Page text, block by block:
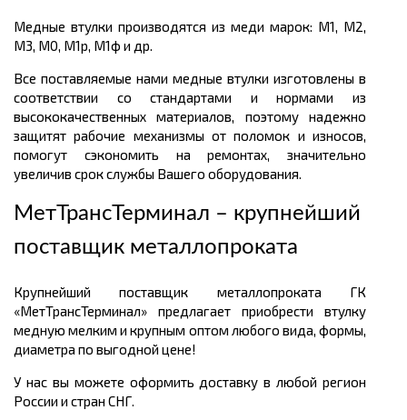
Медные втулки производятся из меди марок: М1, М2,
М3, М0, М1р, М1ф и др.
Все поставляемые нами медные втулки изготовлены в
соответствии со стандартами и нормами из
высококачественных материалов, поэтому надежно
защитят рабочие механизмы от поломок и износов,
помогут сэкономить на ремонтах, значительно
увеличив срок службы Вашего оборудования.
МетТрансТерминал – крупнейший
поставщик металлопроката
Крупнейший поставщик металлопроката ГК
«МетТрансТерминал» предлагает приобрести втулку
медную мелким и крупным оптом любого вида, формы,
диаметра по выгодной цене!
У нас вы можете оформить доставку в любой регион
России и стран СНГ.